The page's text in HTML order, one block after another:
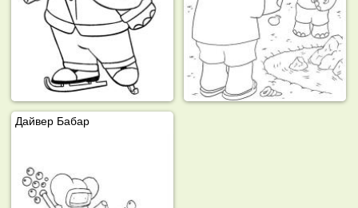
Дайвер Бабар